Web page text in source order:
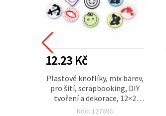
12.23 Kč
Plastové knoflíky, mix barev,
pro šití, scrapbooking, DIY
tvoření a dekorace, 12×2
mm, otvor 1 mm – 20 ks
Kód: 127696